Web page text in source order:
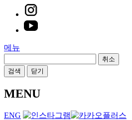
메뉴
취소
검색
닫기
MENU
ENG